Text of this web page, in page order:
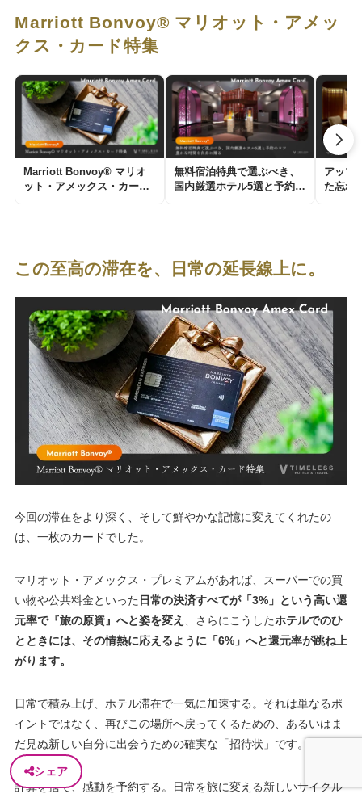
Marriott Bonvoy® マリオット・アメッ
クス・カード特集
Marriott Bonvoy® マリオ
ット・アメックス・カード
無料宿泊特典で選ぶべき、
国内厳選ホテル5選と予約の
アップ
た忘れ
この至高の滞在を、日常の延長線上に。
今回の滞在をより深く、そして鮮やかな記憶に変えてくれたの
は、一枚のカードでした。
マリオット・アメックス・プレミアムがあれば、スーパーでの買
い物や公共料金といった 日常の決済すべてが「3%」という高い還
元率で『旅の原資』へと姿を変え 、さらにこうしたホテルでのひ
とときには、その情熱に応えるように「6%」へと還元率が跳ね上
がります。
日常で積み上げ、ホテル滞在で一気に加速する。それは単なるポ
イントではなく、再びこの場所へ戻ってくるための、あるいはま
だ見ぬ新しい自分に出会うための確実な「招待状」です。
計算を捨て、感動を予約する。日常を旅に変える新しいサイクル
シェア